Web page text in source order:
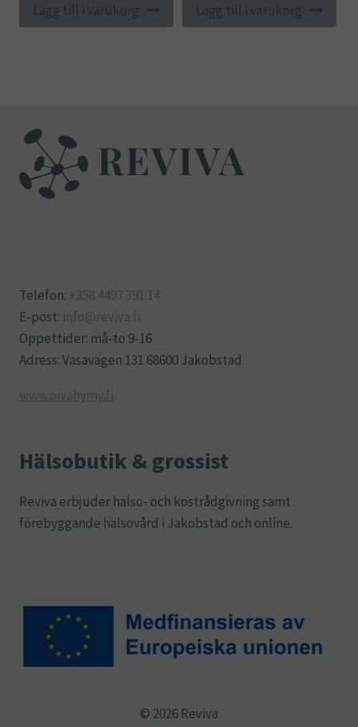
Lägg till i varukorg Lägg till i varukorg
Telefon: +358 4497 391 14
E-post: info@reviva.fi
Öppettider: må-to 9-16
Adress: Vasavägen 131 68600 Jakobstad
www.oivahymy.fi
Hälsobutik & grossist
Reviva erbjuder hälso- och kostrådgivning samt
förebyggande hälsovård i Jakobstad och online.
© 2026 Reviva